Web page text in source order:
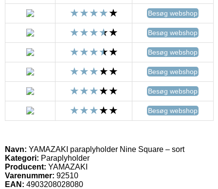
Besøg webshop
Besøg webshop
Besøg webshop
Besøg webshop
Besøg webshop
Besøg webshop
Navn: YAMAZAKI paraplyholder Nine Square – sort
Kategori: Paraplyholder
Producent: YAMAZAKI
Varenummer: 92510
EAN: 4903208028080